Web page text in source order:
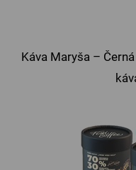
Káva Maryša –